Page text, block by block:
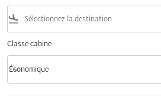
flight_land
Classe cabine
Classe cabine option Économique Selected
Économique
keyboard_arrow_down